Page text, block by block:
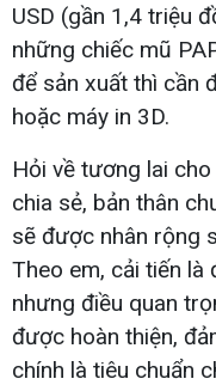
USD (gần 1,4 triệu
những chiếc mũ
để sản xuất thì cần
hoặc máy in 3D.
Hỏi về tương lai
chia sẻ, bản thân
sẽ được nhân rộng
Theo em, cải tiến là
nhưng điều quan
được hoàn thiện,
chính là tiêu chuẩn